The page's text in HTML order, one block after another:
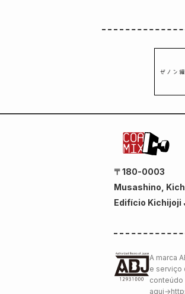
〒180-0003
Musashino,
Edifício Kichijoji
A marca
e serviço
conteúdo
aqui→